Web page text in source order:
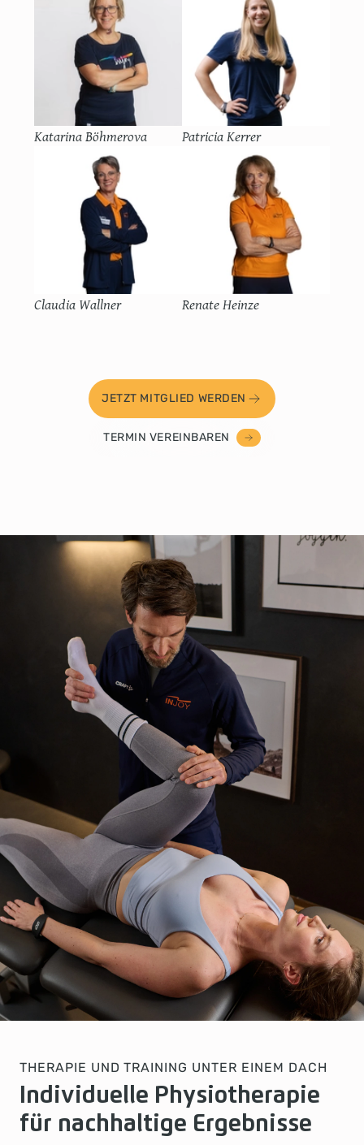
Katarina Böhmerova Patricia Kerrer
Claudia Wallner Renate Heinze
JETZT MITGLIED WERDEN
TERMIN VEREINBAREN
THERAPIE UND TRAINING UNTER EINEM DACH
Individuelle Physiotherapie
für nachhaltige Ergebnisse